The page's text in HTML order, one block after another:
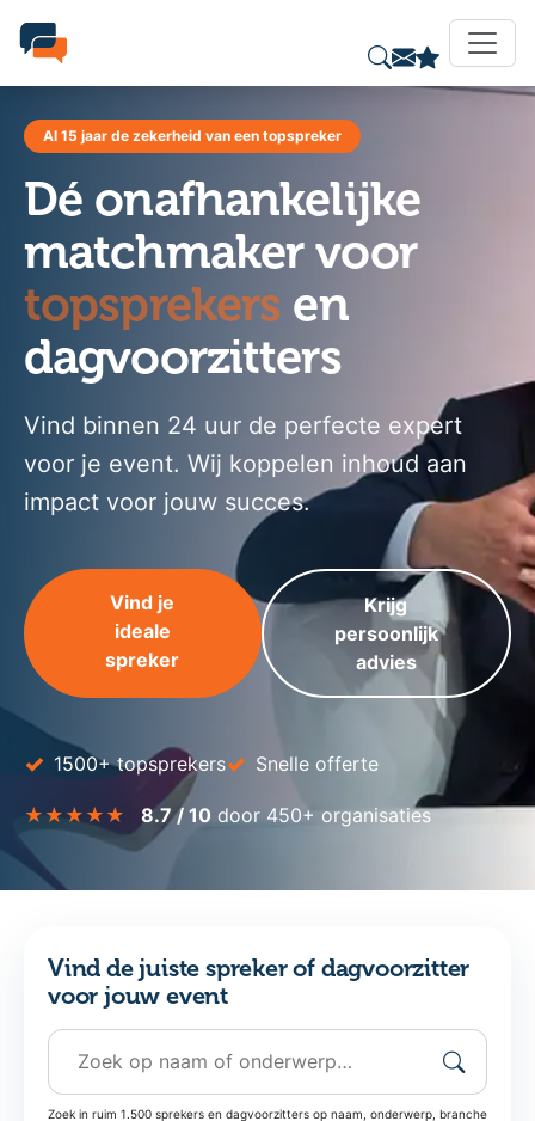
Al 15 jaar de zekerheid van een topspreker
Dé onafhankelijke
matchmaker voor
topsprekers en
dagvoorzitters
Vind binnen 24 uur de perfecte expert
voor je event. Wij koppelen inhoud aan
impact voor jouw succes.
Vind je
ideale
spreker
Krijg
persoonlijk
advies
✓ 1500+ topsprekers✓ Snelle offerte
★★★★★ 8.7 / 10 door 450+ organisaties
Vind de juiste spreker of dagvoorzitter
voor jouw event
Zoek in ruim 1.500 sprekers en dagvoorzitters op naam, onderwerp, branche